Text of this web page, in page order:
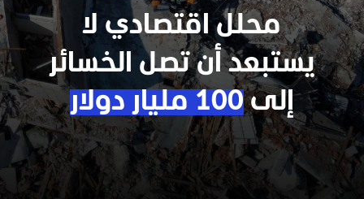
محلل اقتصادي لا
يستبعد أن تصل الخسائر
إلى100 مليار دولار